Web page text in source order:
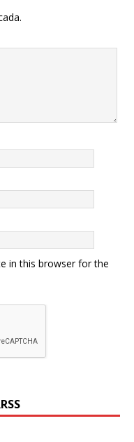
in this browser for the